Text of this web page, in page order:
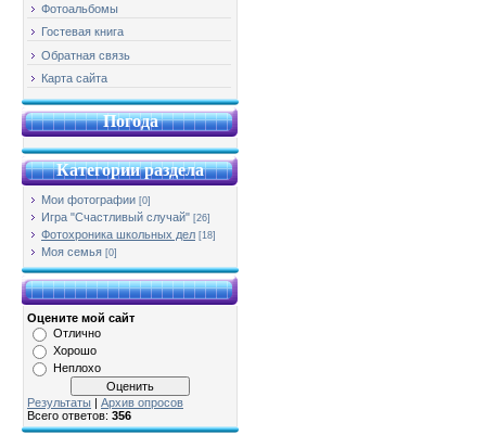
Фотоальбомы
Гостевая книга
Обратная связь
Карта сайта
Погода
Категории раздела
Мои фотографии [0]
Игра "Счастливый случай" [26]
Фотохроника школьных дел [18]
Моя семья [0]
Оцените мой сайт
Отлично
Хорошо
Неплохо
Результаты | Архив опросов
Всего ответов: 356